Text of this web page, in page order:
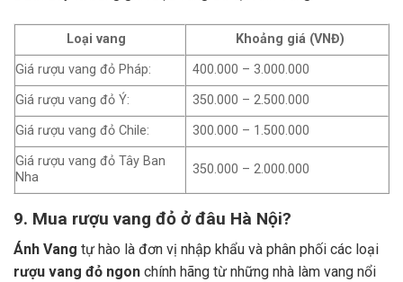
Loại vang
Khoảng giá (VNĐ)
Giá rượu vang đỏ Pháp:
400.000 – 3.000.000
Giá rượu vang đỏ Ý:
350.000 – 2.500.000
Giá rượu vang đỏ Chile:
300.000 – 1.500.000
Giá rượu vang đỏ Tây Ban
Nha
350.000 – 2.000.000
9. Mua rượu vang đỏ ở đâu Hà Nội?
Ánh Vang tự hào là đơn vị nhập khẩu và phân phối các loại
rượu vang đỏ ngon chính hãng từ những nhà làm vang nổi